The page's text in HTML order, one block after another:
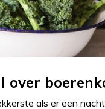
als er een